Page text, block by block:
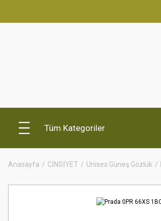
Tüm Kategoriler
Anasayfa CİNSİYET Unisex Güneş Gözlük